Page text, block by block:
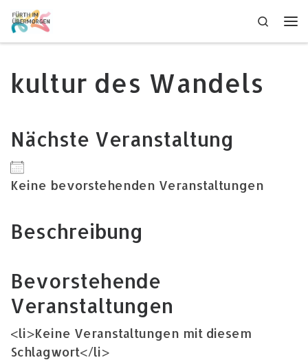
Zum Inhalt springen
Search
kultur des Wandels
Nächste Veranstaltung
Keine bevorstehenden Veranstaltungen
Beschreibung
Bevorstehende
Veranstaltungen
<li>Keine Veranstaltungen mit diesem
Schlagwort</li>